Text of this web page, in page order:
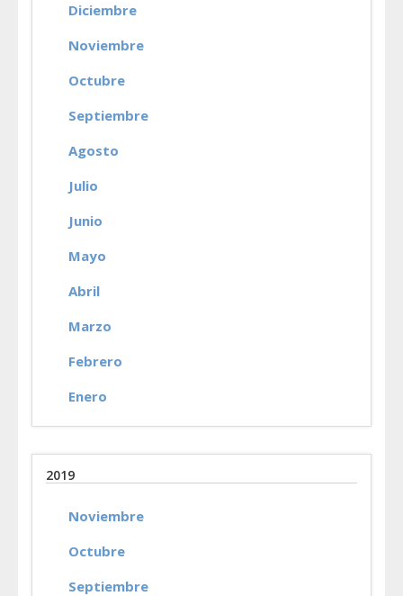
Diciembre
Noviembre
Octubre
Septiembre
Agosto
Julio
Junio
Mayo
Abril
Marzo
Febrero
Enero
2019
Noviembre
Octubre
Septiembre